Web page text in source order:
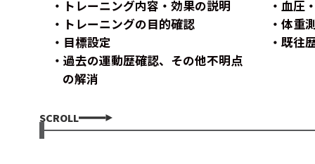
トレーニング内容・効果の説明
トレーニングの目的確認
目標設定
過去の運動歴確認、その他不明点
の解消
血圧
体重
既往
SCROLL